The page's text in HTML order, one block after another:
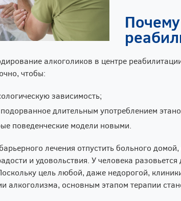
алкоголиков в центре
чтобы:
зависимость;
длительным употреблением
поведенческие модели новыми.
лечения отпустить больного
и удовольствия. У человека
цель любой, даже недорогой,
алкоголизма, основным этапом терапии